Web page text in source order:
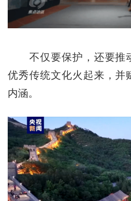
不仅要保护，还要推
优秀传统文化火起来，并
内涵。